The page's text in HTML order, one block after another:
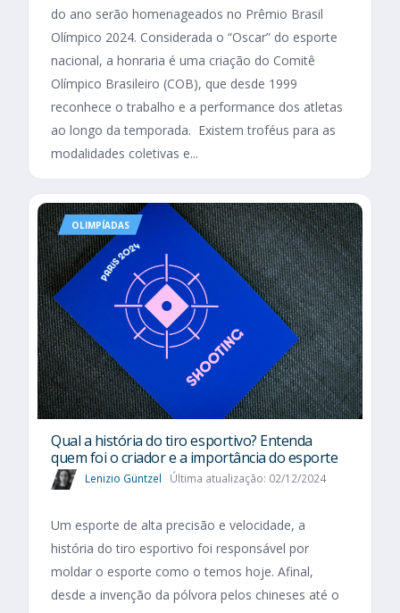
do ano serão homenageados no Prêmio Brasil
Olímpico 2024. Considerada o “Oscar” do esporte
nacional, a honraria é uma criação do Comitê
Olímpico Brasileiro (COB), que desde 1999
reconhece o trabalho e a performance dos atletas
ao longo da temporada. Existem troféus para as
modalidades coletivas e...
OLIMPÍADAS
Qual a história do tiro esportivo? Entenda
quem foi o criador e a importância do esporte
Lenizio Güntzel Última atualização: 02/12/2024
Um esporte de alta precisão e velocidade, a
história do tiro esportivo foi responsável por
moldar o esporte como o temos hoje. Afinal,
desde a invenção da pólvora pelos chineses até o